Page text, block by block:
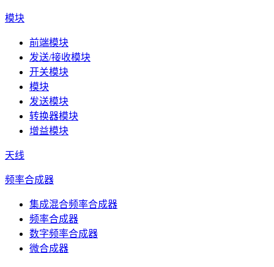
模块
前端模块
发送/接收模块
开关模块
模块
发送模块
转换器模块
增益模块
天线
频率合成器
集成混合频率合成器
频率合成器
数字频率合成器
微合成器